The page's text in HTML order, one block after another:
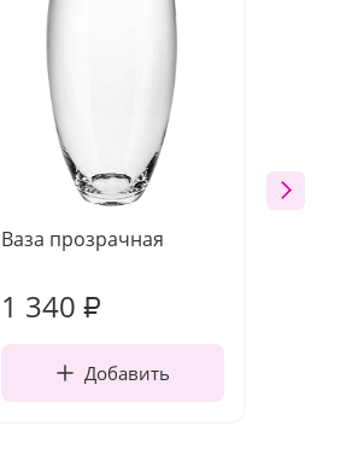
Ваза прозрачная
1 340 ₽
Добавить